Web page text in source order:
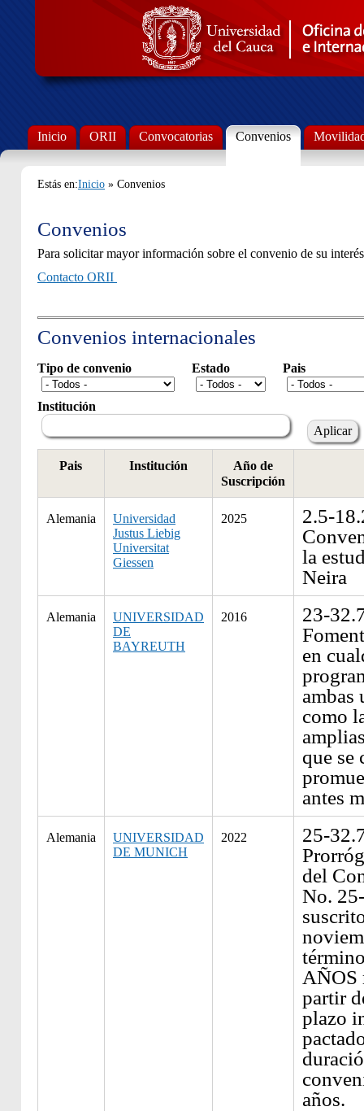
Inicio ORII Convocatorias Convenios
Estás en:Inicio » Convenios
Convenios
Para solicitar mayor información sobre el convenio de su
Contacto ORII
Convenios internacionales
Tipo de convenio Estado Pais
Institución
Pais Institución
Año de
Suscripción
Alemania
Universidad
Justus Liebig
Universitat
Giessen
2025
2.5-
la
Neira
Alemania
UNIVERSIDAD
DE
BAYREUTH
2016
23-
en
ambas
como
que se
antes
Alemania
UNIVERSIDAD
DE MUNICH
2022
25-
del
No.
AÑOS
partir
plazo
años.